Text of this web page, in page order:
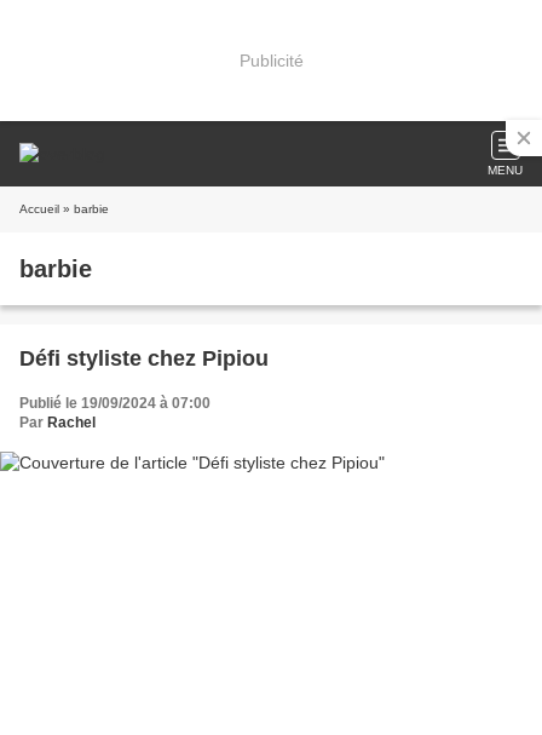
Publicité
MENU
Accueil » barbie
barbie
Défi styliste chez Pipiou
Publié le 19/09/2024 à 07:00
Par Rachel